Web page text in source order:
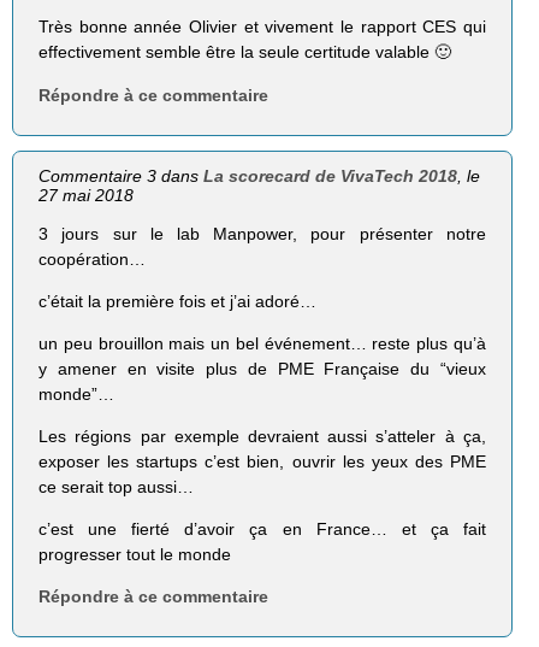
Très bonne année Olivier et vivement le rapport CES qui
effectivement semble être la seule certitude valable 🙂
Répondre à ce commentaire
Commentaire 3 dansLa scorecard de VivaTech 2018 , le
27 mai 2018
3 jours sur le lab Manpower, pour présenter notre
coopération…
c’était la première fois et j’ai adoré…
un peu brouillon mais un bel événement… reste plus qu’à
y amener en visite plus de PME Française du “vieux
monde”…
Les régions par exemple devraient aussi s’atteler à ça,
exposer les startups c’est bien, ouvrir les yeux des PME
ce serait top aussi…
c’est une fierté d’avoir ça en France… et ça fait
progresser tout le monde
Répondre à ce commentaire